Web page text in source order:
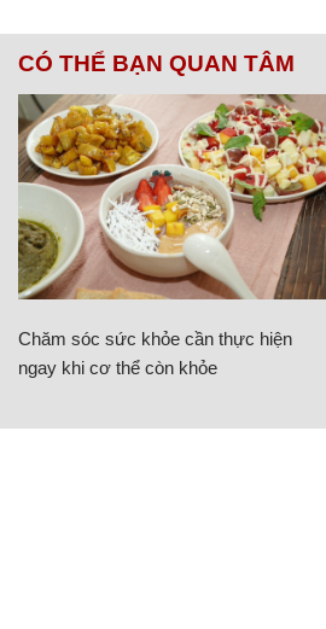
CÓ THỂ BẠN QUAN TÂM
Chăm sóc sức khỏe cần thực hiện
ngay khi cơ thể còn khỏe